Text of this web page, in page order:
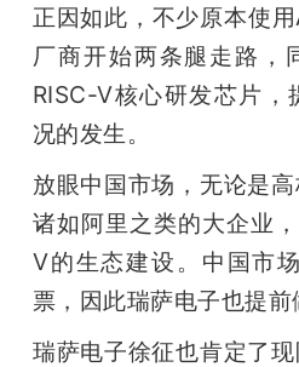
正因如此，不少原本使
厂商开始两条腿走路，
RISC-V核心研发芯片，
况的发生。
放眼中国市场，无论是
诸如阿里之类的大企业
V的生态建设。中国市
票，因此瑞萨电子也提前
瑞萨电子徐征也肯定了